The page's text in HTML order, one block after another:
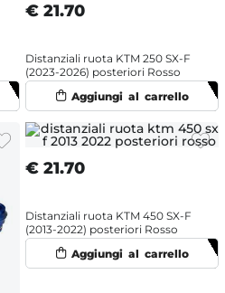
€ 21.70
Distanziali ruota KTM 250 SX-F
(2023-2026) posteriori Rosso
€ 21.70
Distanziali ruota KTM 450 SX-F
(2013-2022) posteriori Rosso